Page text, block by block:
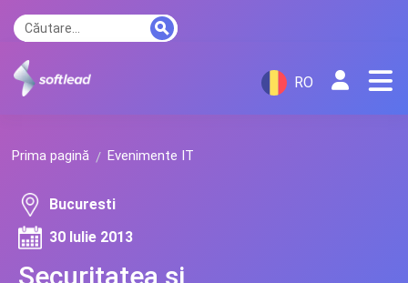
RO
Prima pagină Evenimente IT
Securitatea şi
Bucuresti
30 Iulie 2013